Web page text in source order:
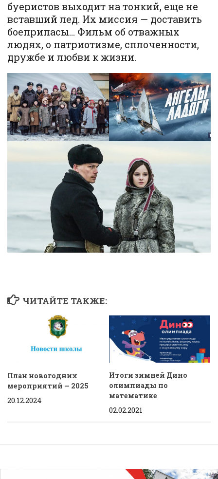
буеристов выходит на тонкий, еще не
вставший лед. Их миссия — доставить
боеприпасы… Фильм об отважных
людях, о патриотизме, сплоченности,
дружбе и любви к жизни.
ЧИТАЙТЕ ТАКЖЕ:
План новогодних
мероприятий — 2025
20.12.2024
Итоги зимней Дино
олимпиады по
математике
02.02.2021